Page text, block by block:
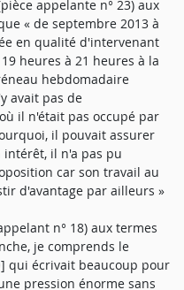
appelante n° 23) aux
« de septembre 2013 à
en qualité d'intervenant
heures à 21 heures à la
hebdomadaire
avait pas de
il n'était pas occupé par
il pouvait assurer
il n'a pas pu
car son travail au
d'avantage par ailleurs »
n° 18) aux termes
je comprends le
qui écrivait beaucoup pour
pression énorme sans